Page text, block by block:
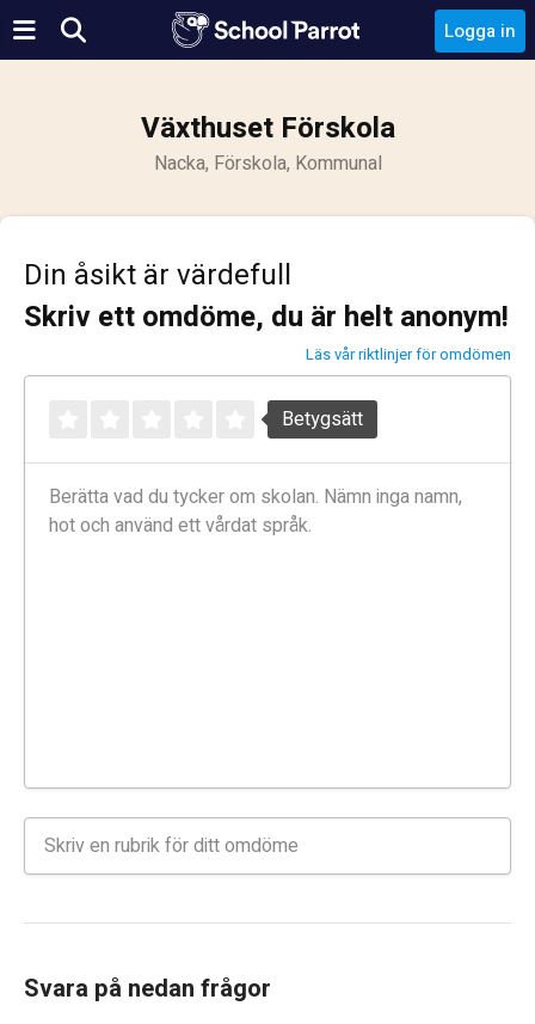
Logga in
Växthuset Förskola
Nacka, Förskola, Kommunal
Din åsikt är värdefull
Skriv ett omdöme, du är helt anonym!
Läs vår riktlinjer för omdömen
Betygsätt
Svara på nedan frågor